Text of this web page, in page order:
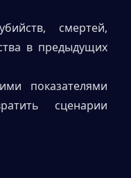
смертей,
в предыдущих
показателями
сценарии